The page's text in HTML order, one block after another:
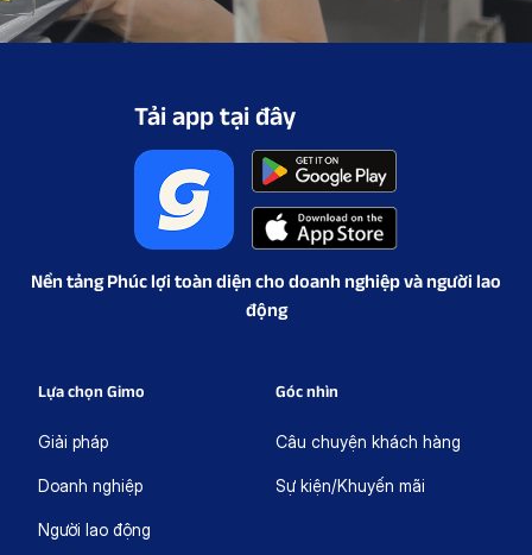
Tải app tại đây
Nền tảng Phúc lợi toàn diện cho doanh nghiệp và người lao
động
Lựa chọn Gimo
Giải pháp
Doanh nghiệp
Người lao động
Góc nhìn
Câu chuyện khách hàng
Sự kiện/Khuyến mãi